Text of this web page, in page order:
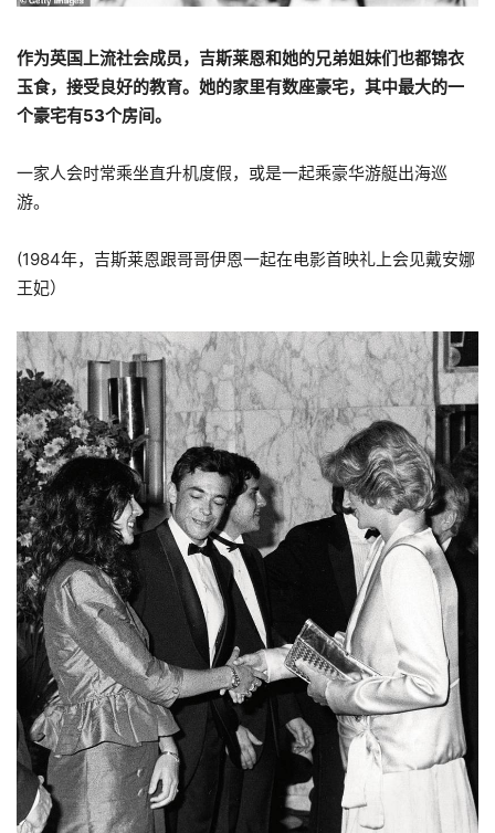
作为英国上流社会成员，吉斯莱恩和她的兄弟姐妹们也都锦衣
玉食，接受良好的教育。她的家里有数座豪宅，其中最大的一
个豪宅有53个房间。
一家人会时常乘坐直升机度假，或是一起乘豪华游艇出海巡
游。
(1984年，吉斯莱恩跟哥哥伊恩一起在电影首映礼上会见戴安娜
王妃）